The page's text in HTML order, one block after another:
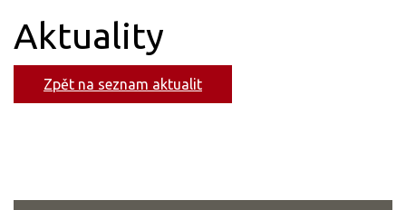
Aktuality
Zpět na seznam aktualit